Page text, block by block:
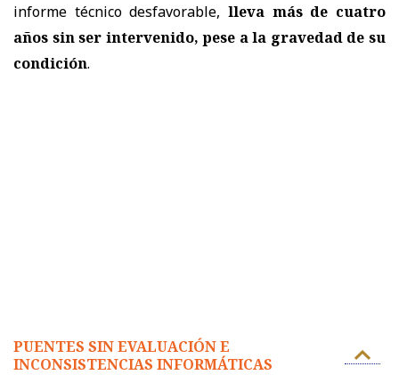
informe técnico desfavorable, lleva más de cuatro
años sin ser intervenido, pese a la gravedad de su
condición.
PUENTES SIN EVALUACIÓN E
INCONSISTENCIAS INFORMÁTICAS